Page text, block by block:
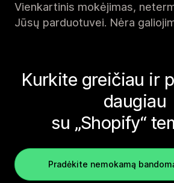
Vienkartinis mokėjimas,
Jūsų parduotuvei. Nėra
Kurkite greičiau ir
daugiau
su „Shopify“
Pradėkite nemokamą